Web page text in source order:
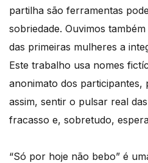
partilha são ferramentas
sobriedade. Ouvimos
das primeiras mulheres a
Este trabalho usa nomes
anonimato dos participantes,
assim, sentir o pulsar real
fracasso e, sobretudo,
“Só por hoje não bebo” é